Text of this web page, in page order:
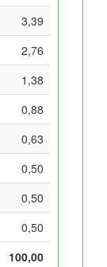
3,39
2,76
1,38
0,88
0,63
0,50
0,50
0,50
100,00